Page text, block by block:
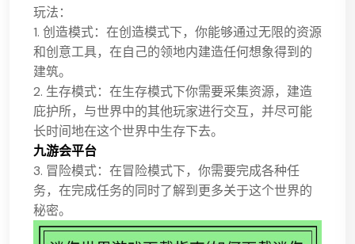
玩法：
1. 创造模式：在创造模式下，你能够通过无限的资源
和创意工具，在自己的领地内建造任何想象得到的
建筑。
2. 生存模式：在生存模式下你需要采集资源，建造
庇护所，与世界中的其他玩家进行交互，并尽可能
长时间地在这个世界中生存下去。
九游会平台
3. 冒险模式：在冒险模式下，你需要完成各种任
务，在完成任务的同时了解到更多关于这个世界的
秘密。